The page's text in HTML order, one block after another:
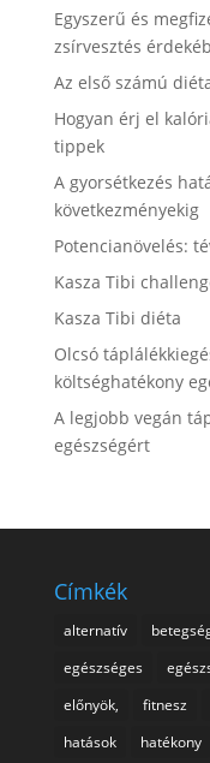
Egyszerű és
zsírvesztés
Az első számú
Hogyan érj el
tippek
A gyorsétkezés
következményekig
Potencianövelés:
Kasza Tibi
Kasza Tibi diéta
Olcsó
költséghatékony
A legjobb vegán
egészségért
Címkék
alternatív
egészséges
előnyök,
fitnesz
hatások
hatékony